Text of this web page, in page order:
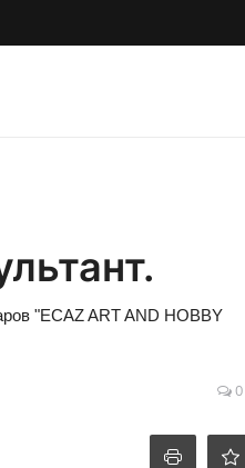
"ECAZ ART AND HOBBY
0